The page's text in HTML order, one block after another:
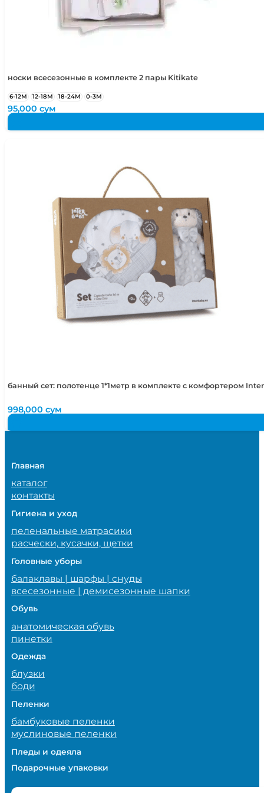
носки всесезонные в комплекте 2 пары Kitikate
6-12М 12-18М 18-24М 0-3М
95,000сум
банный сет: полотенце 1*1метр в комплекте с комфортером
998,000сум
Главная
каталог
контакты
Гигиена и уход
пеленальные матрасики
расчески, кусачки, щетки
Головные уборы
балаклавы | шарфы | снуды
всесезонные | демисезонные шапки
Обувь
анатомическая обувь
пинетки
Одежда
блузки
боди
Пеленки
бамбуковые пеленки
муслиновые пеленки
Пледы и одеяла
Подарочные упаковки